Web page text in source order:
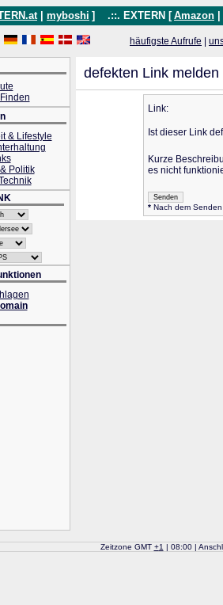
myboshi ] .::. EXTERN [ Amazon
häufigste Aufrufe
& Lifestyle
Politik
defekten Link melden
Link:
Ist dieser Link
Kurze
es nicht
* Nach dem
Zeitzone GMT +1 | 08:00 |